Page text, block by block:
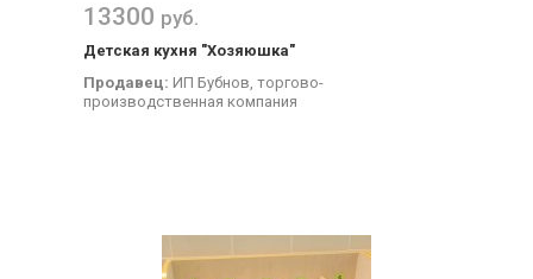
13300 руб.
Детская кухня "Хозяюшка"
Продавец: ИП Бубнов, торгово-
производственная компания